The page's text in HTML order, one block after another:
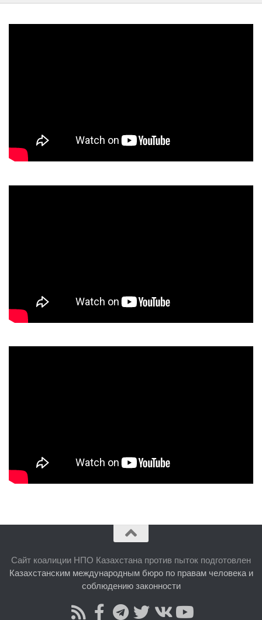
Сайт коалиции НПО Казахстана против пыток подготовлен
Казахстанским международным бюро по правам человека и
соблюдению законности